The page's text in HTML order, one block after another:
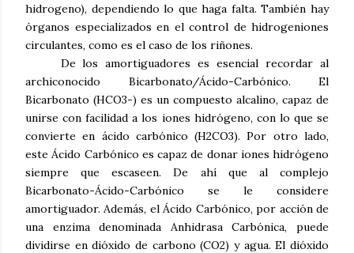
hidrogeno), dependiendo lo que haga falta. También hay
órganos especializados en el control de hidrogeniones
circulantes, como es el caso de los riñones.
De los amortiguadores es esencial recordar al
archiconocido Bicarbonato/Ácido-Carbónico. El
Bicarbonato (HCO3-) es un compuesto alcalino, capaz de
unirse con facilidad a los iones hidrógeno, con lo que se
convierte en ácido carbónico (H2CO3). Por otro lado,
este Ácido Carbónico es capaz de donar iones hidrógeno
siempre que escaseen. De ahí que al complejo
Bicarbonato-Ácido-Carbónico se le considere
amortiguador. Además, el Ácido Carbónico, por acción de
una enzima denominada Anhidrasa Carbónica, puede
dividirse en dióxido de carbono (CO2) y agua. El dióxido